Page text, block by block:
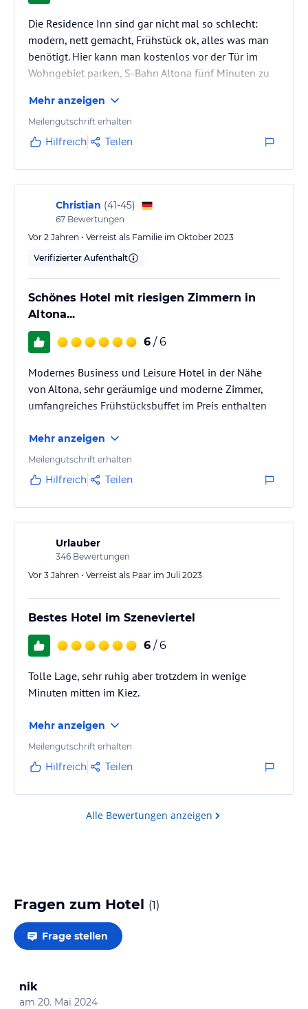
Die Residence Inn sind gar nicht mal so schlecht:
modern, nett gemacht, Frühstück ok, alles was man
benötigt. Hier kann man kostenlos vor der Tür im
Wohngebiet parken, S-Bahn Altona fünf Minuten zu
Hamburg
Mehr anzeigen
Meilengutschrift erhalten
Hilfreich Teilen
Christian (41-45)
67 Bewertungen
Vor 2 Jahren • Verreist als Familie im Oktober 2023
Verifizierter Aufenthalt
Schönes Hotel mit riesigen Zimmern in
Altona...
6 / 6
Modernes Business und Leisure Hotel in der Nähe
von Altona, sehr geräumige und moderne Zimmer,
umfangreiches Frühstücksbuffet im Preis enthalten
Mehr anzeigen
Meilengutschrift erhalten
Hilfreich Teilen
Urlauber
346 Bewertungen
Vor 3 Jahren • Verreist als Paar im Juli 2023
Bestes Hotel im Szeneviertel
6 / 6
Tolle Lage, sehr ruhig aber trotzdem in wenige
Minuten mitten im Kiez.
Mehr anzeigen
Meilengutschrift erhalten
Hilfreich Teilen
Alle Bewertungen anzeigen
Fragen zum Hotel (1)
Frage stellen
nik
am 20. Mai 2024